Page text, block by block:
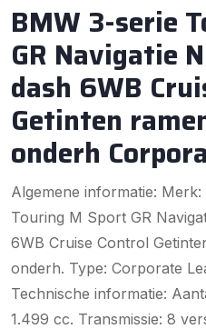
BMW 3-serie
GR Navigatie
dash 6WB
Getinten
onderh
Algemene informatie:
Touring M Sport GR
6WB Cruise Control
onderh. Type: Corporate
Technische informatie:
1.499 cc. Transmissie: 8